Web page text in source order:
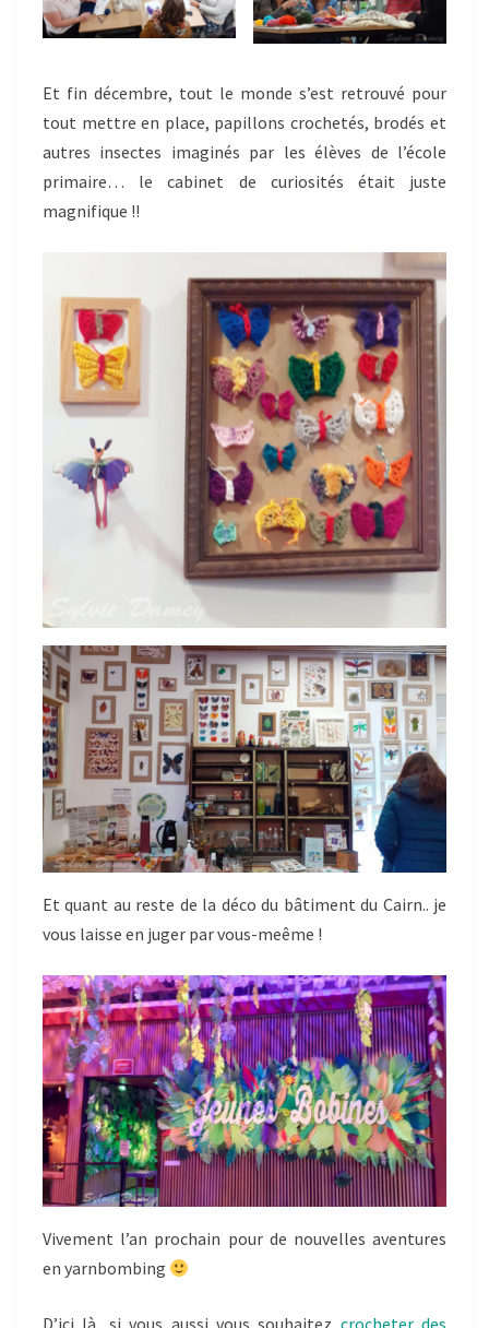
Et fin décembre, tout le monde s’est retrouvé pour
tout mettre en place, papillons crochetés, brodés et
autres insectes imaginés par les élèves de l’école
primaire… le cabinet de curiosités était juste
magnifique !!
Et quant au reste de la déco du bâtiment du Cairn.. je
vous laisse en juger par vous-meême !
Vivement l’an prochain pour de nouvelles aventures
en yarnbombing